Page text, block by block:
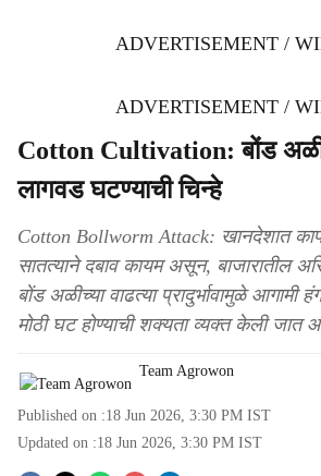
ADVERTISEMENT /
ADVERTISEMENT /
Cotton Cultivation: बोंड
लागवड घटण्याची चिन्हे
Cotton Bollworm Attack: खानदेशात
सातत्याने दबाव कायम असून, बाजारातील
बोंड अळीच्या वाढत्या प्रादुर्भावामुळे आगामी
मोठी घट होण्याची शक्यता व्यक्त केली जात
Team Agrowon
Published on :18 Jun 2026, 3:30 PM IST
Updated on :18 Jun 2026, 3:30 PM IST